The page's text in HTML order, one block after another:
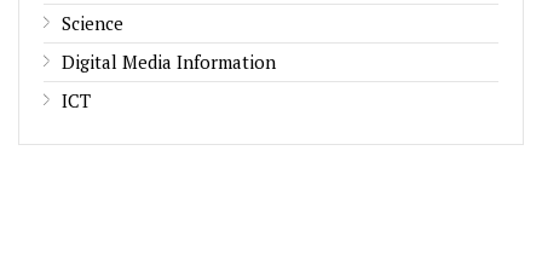
Science
Digital Media Information
ICT